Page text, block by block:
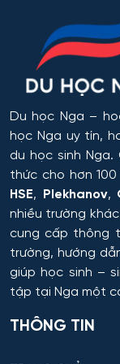
Rostov
Orel
Tomsk
Krasnoyarsk
Yakutsk
Samara
Tula
trong công
Công chứng và
Công nghiệp
Công nghệ chế
Công nghệ Hóa
Công nghệ in
Công nghệ laser
Công nghệ
Công nghệ quy
Du học Nga –
học Nga uy tín,
du học sinh
thức cho hơn
HSE, Plekhanov,
nhiều trường
cung cấp thông
trường, hướng
giúp học sinh –
tập tại Nga một
THÔNG TIN